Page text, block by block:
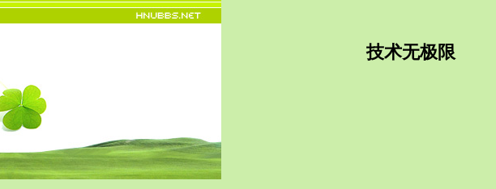
技术无极限